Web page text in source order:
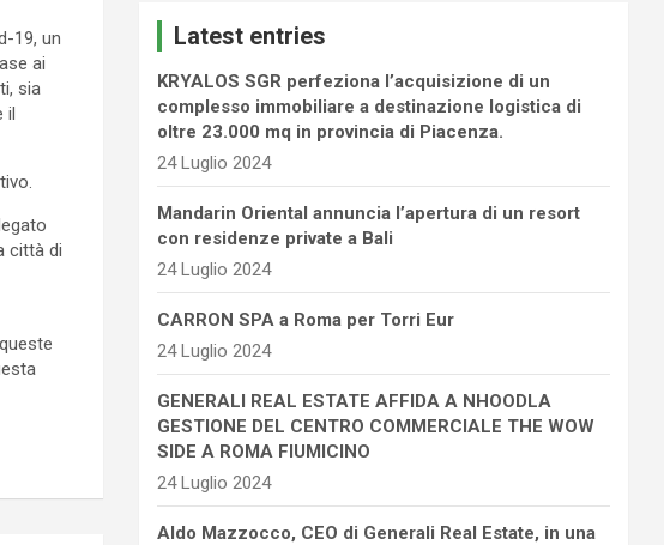
19, un
ai
sia
il
città di
Latest entries
KRYALOS SGR perfeziona l’acquisizione di un
complesso immobiliare a destinazione logistica di
oltre 23.000 mq in provincia di Piacenza.
24 Luglio 2024
Mandarin Oriental annuncia l’apertura di un resort
con residenze private a Bali
24 Luglio 2024
CARRON SPA a Roma per Torri Eur
24 Luglio 2024
GENERALI REAL ESTATE AFFIDA A NHOODLA
GESTIONE DEL CENTRO COMMERCIALE THE WOW
SIDE A ROMA FIUMICINO
24 Luglio 2024
Aldo Mazzocco, CEO di Generali Real Estate, in una